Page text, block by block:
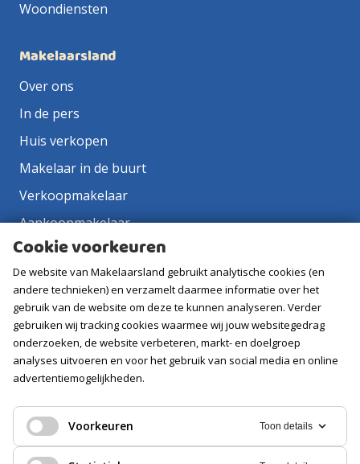
Woondiensten
Makelaarsland
Over ons
In de pers
Huis verkopen
Makelaar in de buurt
Verkoopmakelaar
Aankoopmakelaar
Contact
Vacatures
Volg ons
Cookie voorkeuren
De website van Makelaarsland gebruikt analytische cookies (en
andere technieken) en verzamelt daarmee informatie over het
gebruik van de website om deze te kunnen analyseren. Verder
gebruiken wij tracking cookies waarmee wij jouw websitegedrag
onderzoeken, de website verbeteren, markt- en doelgroep
analyses uitvoeren en voor het gebruik van social media en online
advertentiemogelijkheden.
Voorkeuren Toon details